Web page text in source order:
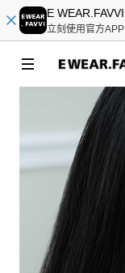
E WEAR.FAVVI
立刻使用官方APP